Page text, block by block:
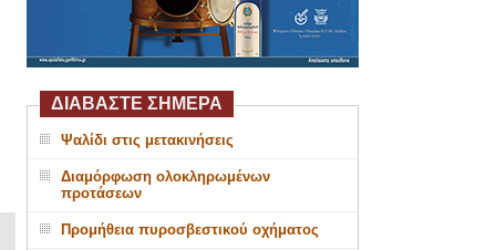
ΔΙΑΒΑΣΤΕ ΣΗΜΕΡΑ
Ψαλίδι στις μετακινήσεις
Διαμόρφωση ολοκληρωμένων
προτάσεων
Προμήθεια πυροσβεστικού οχήματος